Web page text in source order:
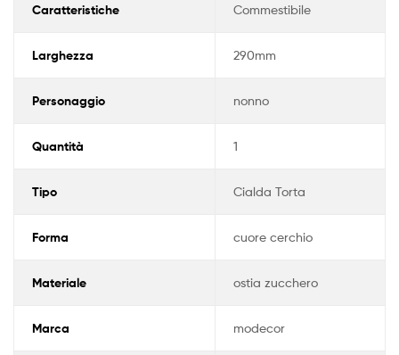
Caratteristiche Commestibile
Larghezza 290mm
Personaggio nonno
Quantità 1
Tipo Cialda Torta
Forma cuore cerchio
Materiale ostia zucchero
Marca modecor